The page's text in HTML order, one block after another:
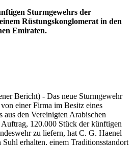
Sturmgewehrs der
Rüstungskonglomerat in den
Emiraten.
Bericht) - Das neue Sturmgewehr
einer Firma im Besitz eines
aus den Vereinigten Arabischen
120.000 Stück der künftigen
zu liefern, hat C. G. Haenel
Suhl erhalten, einem Traditionsstandort